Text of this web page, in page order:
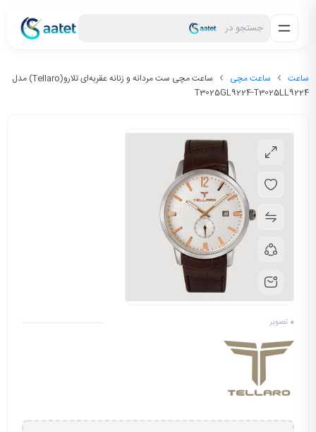
جستجو در
ساعت ساعت مچی
ساعت مچی ست مردانه و زنانه عقربه‌ای تلارو(Tellaro) مدل
T3025GL9224-T3025LL9224
0 تصویر